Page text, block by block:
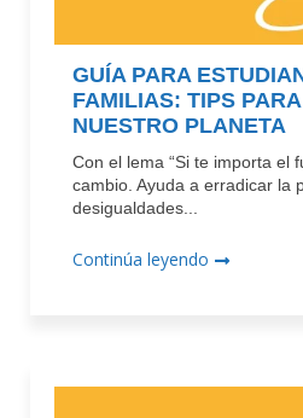
GUÍA PARA
FAMILIAS: TIPS
NUESTRO PLANETA
Con el lema “Si te importa el
cambio. Ayuda a erradicar la
desigualdades...
Continúa leyendo